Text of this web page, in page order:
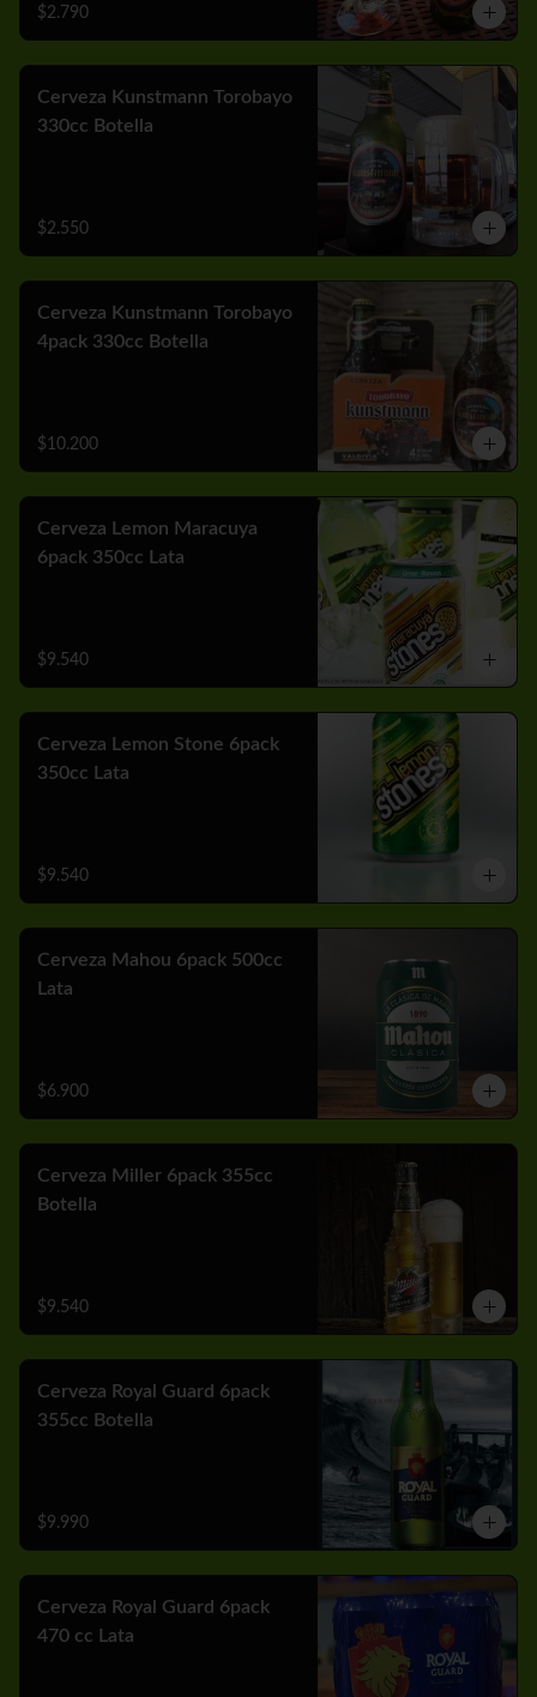
$2.790
Cerveza Kunstmann Torobayo
330cc Botella
$2.550
Cerveza Kunstmann Torobayo
4pack 330cc Botella
$10.200
Cerveza Lemon Maracuya
6pack 350cc Lata
$9.540
Cerveza Lemon Stone 6pack
350cc Lata
$9.540
Cerveza Mahou 6pack 500cc
Lata
$6.900
Cerveza Miller 6pack 355cc
Botella
$9.540
Cerveza Royal Guard 6pack
355cc Botella
$9.990
Cerveza Royal Guard 6pack
470 cc Lata